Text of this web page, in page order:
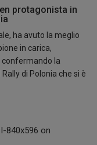
protagonista in
ha avuto la meglio
in carica,
confermando la
di Polonia che si è